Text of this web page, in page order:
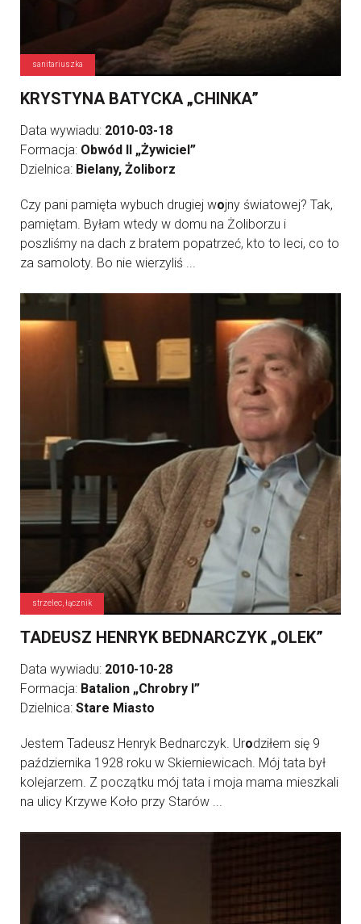
sanitariuszka
KRYSTYNA BATYCKA „CHINKA”
Data wywiadu: 2010-03-18
Formacja: Obwód II „Żywiciel”
Dzielnica: Bielany, Żoliborz
Czy pani pamięta wybuch drugiej wojny światowej? Tak,
pamiętam. Byłam wtedy w domu na Żoliborzu i
poszliśmy na dach z bratem popatrzeć, kto to leci, co to
za samoloty. Bo nie wierzyliś ...
strzelec, łącznik
TADEUSZ HENRYK BEDNARCZYK „OLEK”
Data wywiadu: 2010-10-28
Formacja: Batalion „Chrobry I”
Dzielnica: Stare Miasto
Jestem Tadeusz Henryk Bednarczyk. Urodziłem się 9
października 1928 roku w Skierniewicach. Mój tata był
kolejarzem. Z początku mój tata i moja mama mieszkali
na ulicy Krzywe Koło przy Starów ...